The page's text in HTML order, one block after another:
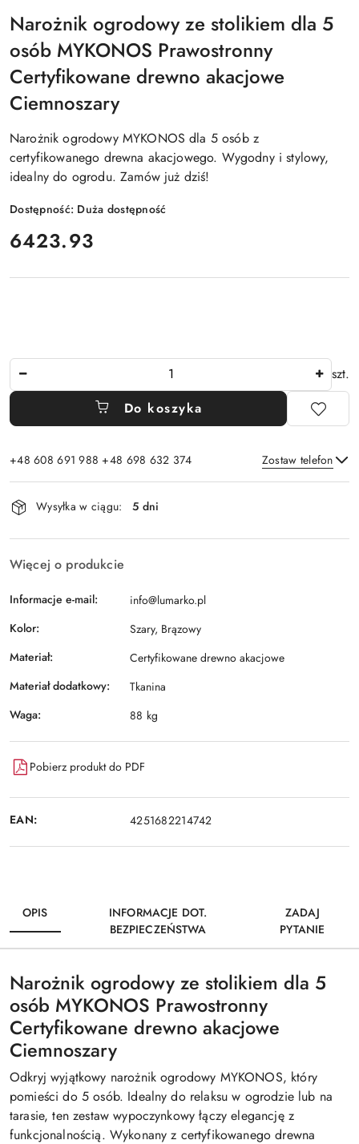
Narożnik ogrodowy ze stolikiem dla 5
osób MYKONOS Prawostronny
Certyfikowane drewno akacjowe
Ciemnoszary
Narożnik ogrodowy MYKONOS dla 5 osób z
certyfikowanego drewna akacjowego. Wygodny i stylowy,
idealny do ogrodu. Zamów już dziś!
Dostępność: Duża dostępność
cena:
6423.93
szt.
Do koszyka
+48 608 691 988 +48 698 632 374 Zostaw telefon
Dostępność
i
dostawa
Wysyłka w ciągu: 5 dni
Więcej o produkcie
Informacje e-mail:
info@lumarko.pl
Kolor:
Szary, Brązowy
Materiał:
Certyfikowane drewno akacjowe
Materiał dodatkowy:
Tkanina
Waga:
88 kg
Pobierz produkt do PDF
EAN: 4251682214742
OPIS
INFORMACJE DOT.
BEZPIECZEŃSTWA
ZADAJ
PYTANIE
Narożnik ogrodowy ze stolikiem dla 5
osób MYKONOS Prawostronny
Certyfikowane drewno akacjowe
Ciemnoszary
Odkryj wyjątkowy narożnik ogrodowy MYKONOS, który
pomieści do 5 osób. Idealny do relaksu w ogrodzie lub na
tarasie, ten zestaw wypoczynkowy łączy elegancję z
funkcjonalnością. Wykonany z certyfikowanego drewna